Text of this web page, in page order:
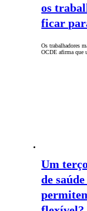
os
ficar
Os trabalhadores
OCDE afirma que
Um
de